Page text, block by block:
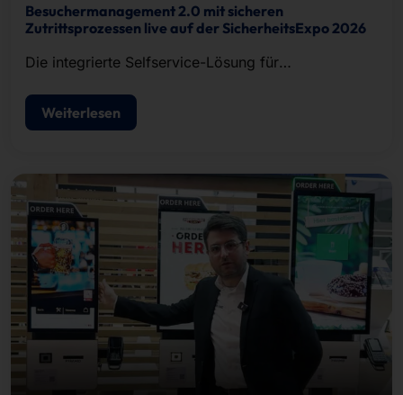
Besuchermanagement 2.0 mit sicheren
Zutrittsprozessen live auf der SicherheitsExpo 2026
Die integrierte Selfservice-Lösung für
Zutrittskontrolle.
Weiterlesen